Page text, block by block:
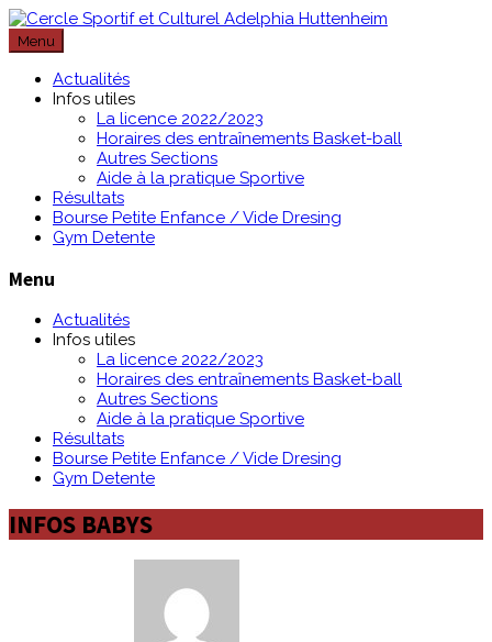
Passer
au
contenu
Menu
Actualités
Infos utiles
La licence 2022/2023
Horaires des entraînements Basket-ball
Autres Sections
Aide à la pratique Sportive
Résultats
Bourse Petite Enfance / Vide Dresing
Gym Detente
Menu
Actualités
Infos utiles
La licence 2022/2023
Horaires des entraînements Basket-ball
Autres Sections
Aide à la pratique Sportive
Résultats
Bourse Petite Enfance / Vide Dresing
Gym Detente
INFOS BABYS